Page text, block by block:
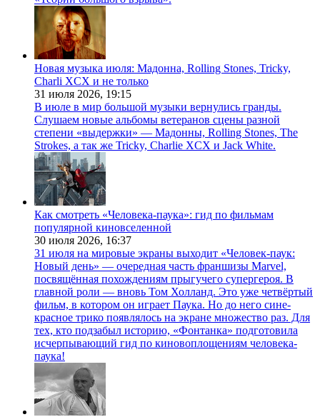
Новая музыка июля: Мадонна, Rolling Stones, Tricky,
Charli XCX и не только
31 июля 2026, 19:15
В июле в мир большой музыки вернулись гранды.
Слушаем новые альбомы ветеранов сцены разной
степени «выдержки» — Мадонны, Rolling Stones, The
Strokes, а так же Tricky, Charlie XCX и Jack White.
Как смотреть «Человека-паука»: гид по фильмам
популярной киновселенной
30 июля 2026, 16:37
31 июля на мировые экраны выходит «Человек-паук:
Новый день» — очередная часть франшизы Marvel,
посвящённая похождениям прыгучего супергероя. В
главной роли — вновь Том Холланд. Это уже четвёртый
фильм, в котором он играет Паука. Но до него сине-
красное трико появлялось на экране множество раз. Для
тех, кто подзабыл историю, «Фонтанка» подготовила
исчерпывающий гид по киновоплощениям человека-
паука!